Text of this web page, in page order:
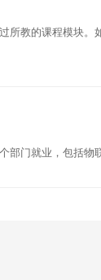
所教的课程模块
部门就业，包括物